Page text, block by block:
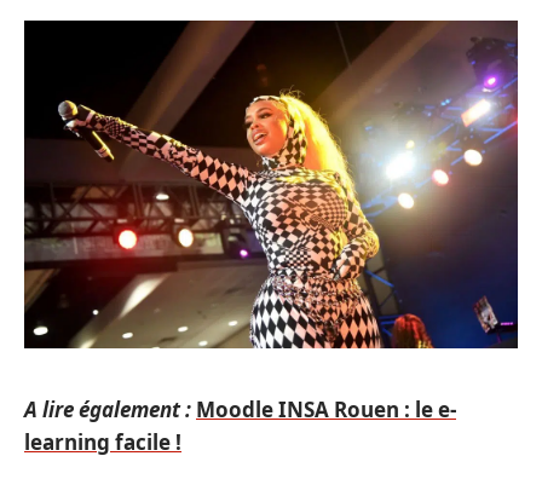
A lire également : Moodle INSA Rouen : le e-
learning facile !